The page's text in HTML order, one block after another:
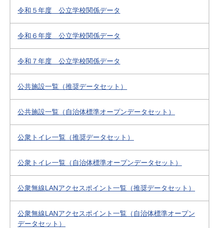
令和５年度 公立学校関係データ
令和６年度 公立学校関係データ
令和７年度 公立学校関係データ
公共施設一覧（推奨データセット）
公共施設一覧（自治体標準オープンデータセット）
公衆トイレ一覧（推奨データセット）
公衆トイレ一覧（自治体標準オープンデータセット）
公衆無線LANアクセスポイント一覧（推奨データセット）
公衆無線LANアクセスポイント一覧（自治体標準オープン
データセット）